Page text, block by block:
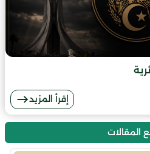
إقرأ المزيد
المقالات